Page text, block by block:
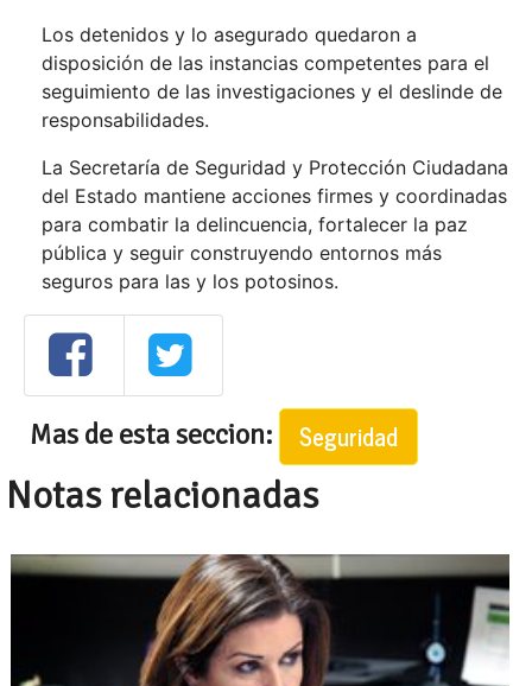
Los detenidos y lo asegurado quedaron a
disposición de las instancias competentes para el
seguimiento de las investigaciones y el deslinde de
responsabilidades.
La Secretaría de Seguridad y Protección Ciudadana
del Estado mantiene acciones firmes y coordinadas
para combatir la delincuencia, fortalecer la paz
pública y seguir construyendo entornos más
seguros para las y los potosinos.
Mas de esta seccion: Seguridad
Notas relacionadas